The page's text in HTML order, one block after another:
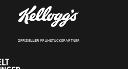
OFFIZIELLER FRÜHSTÜCKSPARTNER